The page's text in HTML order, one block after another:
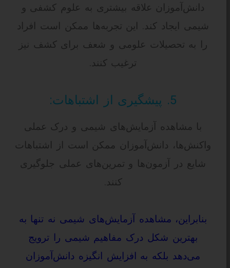
دانش‌آموزان علاقه بیشتری به علوم کشفی و
شیمی ایجاد کند. این تجربه‌ها ممکن است افراد
را به تحصیلات علومی و شعف برای کشف نیز
ترغیب کنند.
5. پیشگیری از اشتباهات:
با مشاهده آزمایش‌های شیمی و درک عملی
واکنش‌ها، دانش‌آموزان ممکن است از اشتباهات
شایع در آزمون‌ها و تمرین‌های عملی جلوگیری
کنند.
بنابراین، مشاهده آزمایش‌های شیمی نه تنها به
بهترین شکل درک مفاهیم شیمی را ترویج
می‌دهد بلکه به افزایش انگیزه دانش‌آموزان